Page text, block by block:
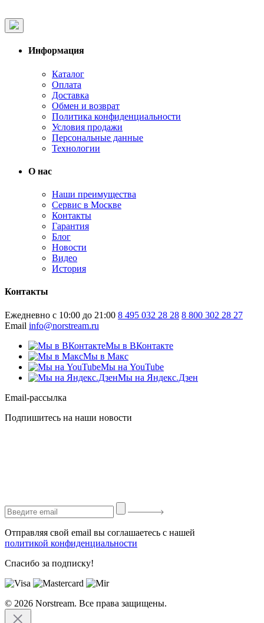
Информация
Каталог
Оплата
Доставка
Обмен и возврат
Политика конфиденциальности
Условия продажи
Персональные данные
Технологии
О нас
Наши преимущества
Сервис в Москве
Контакты
Гарантия
Блог
Новости
Видео
История
Контакты
Ежедневно с 10:00 до 21:00 8 495 032 28 28 8 800 302 28 27
Email info@norstream.ru
Мы в ВКонтакте
Мы в Макс
Мы на YouTube
Мы на Яндекс.Дзен
Email-рассылка
Подпишитесь на наши новости
Отправляя свой email вы соглашаетесь с нашей
политикой конфиденциальности
Спасибо за подписку!
© 2026 Norstream. Все права защищены.